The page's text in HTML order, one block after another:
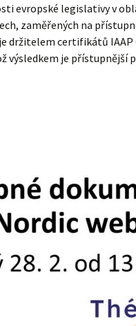
evropské legislativy v
zaměřených na
certifikátů IAAP
výsledkem je přístupnější